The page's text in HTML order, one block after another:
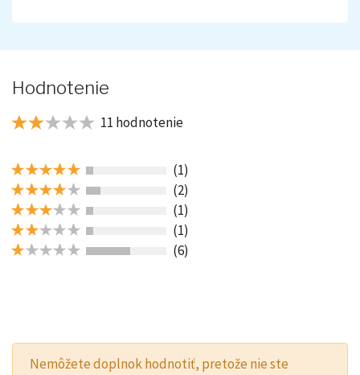
Hodnotenie
11 hodnotenie
(1)
(2)
(1)
(1)
(6)
Nemôžete doplnok hodnotiť, pretože nie ste